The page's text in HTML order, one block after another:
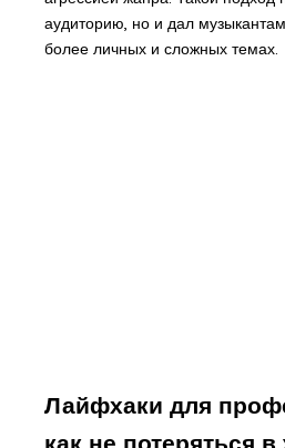
аудиторию, но и дал
более личных и сложных темах.
Лайфхаки для